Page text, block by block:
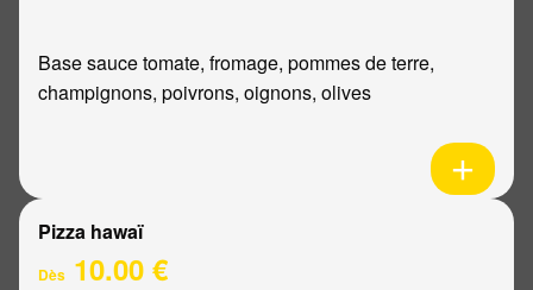
Base sauce tomate, fromage, pommes de terre,
champignons, poivrons, oignons, olives
Pizza hawaï
Dès 10.00 €